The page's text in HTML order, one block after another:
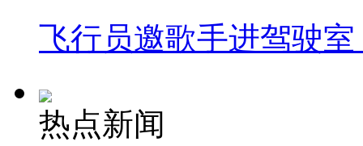
飞行员邀歌手进驾驶
热点新闻